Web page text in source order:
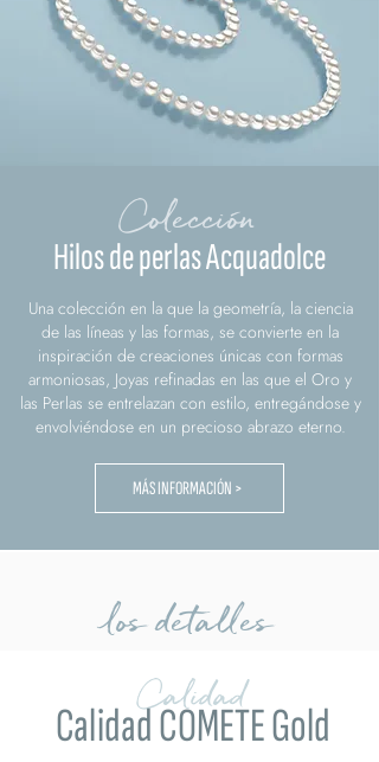
Colección
Hilos de perlas Acquadolce
Una colección en la que la geometría, la ciencia
de las líneas y las formas, se convierte en la
inspiración de creaciones únicas con formas
armoniosas, Joyas refinadas en las que el Oro y
las Perlas se entrelazan con estilo, entregándose y
envolviéndose en un precioso abrazo eterno.
MÁS INFORMACIÓN >
los detalles
Calidad
Calidad COMETE Gold